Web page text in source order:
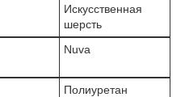
Искусственная
шерсть
Nuva
Полиуретан